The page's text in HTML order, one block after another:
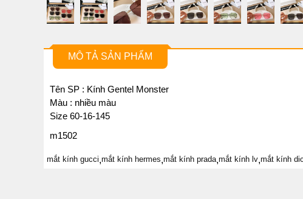
MÔ TẢ SẢN PHẨM
Tên SP : Kính Gentel Monster
Màu : nhiều màu
Size 60-16-145
m1502
mắt kính gucci,mắt kính hermes,mắt kính prada,mắt kính lv,mắt kính